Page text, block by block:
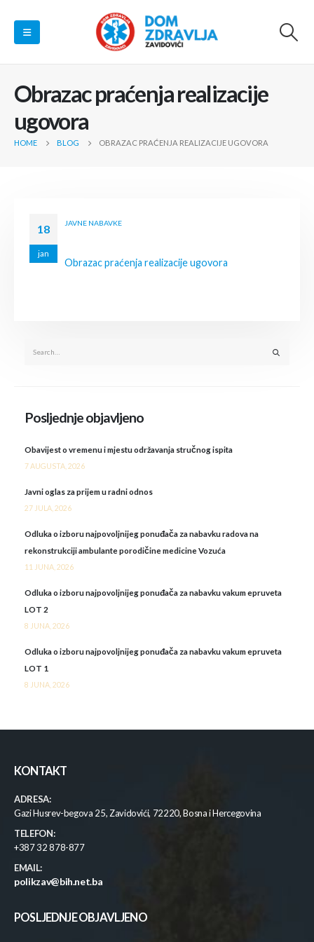
Obrazac praćenja realizacije
ugovora
HOME BLOG OBRAZAC PRAĆENJA REALIZACIJE UGOVORA
18
jan
JAVNE NABAVKE
Obrazac praćenja realizacije ugovora
Posljednje objavljeno
Obavijest o vremenu i mjestu održavanja stručnog ispita
7 AUGUSTA, 2026
Javni oglas za prijem u radni odnos
27 JULA, 2026
Odluka o izboru najpovoljnijeg ponuđača za nabavku radova na
rekonstrukciji ambulante porodičine medicine Vozuća
11 JUNA, 2026
Odluka o izboru najpovoljnijeg ponuđača za nabavku vakum epruveta
LOT 2
8 JUNA, 2026
Odluka o izboru najpovoljnijeg ponuđača za nabavku vakum epruveta
LOT 1
8 JUNA, 2026
KONTAKT
ADRESA:
Gazi Husrev-begova 25, Zavidovići, 72220, Bosna i Hercegovina
TELEFON:
+387 32 878-877
EMAIL:
polikzav@bih.net.ba
POSLJEDNJE OBJAVLJENO